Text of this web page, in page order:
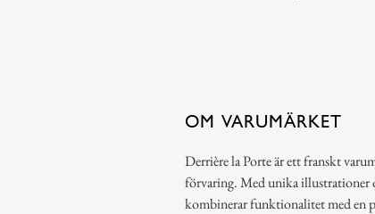
OM VARUMÄRKET
Derrière la Porte är ett franskt
förvaring. Med unika illustrationer
kombinerar funktionalitet med en